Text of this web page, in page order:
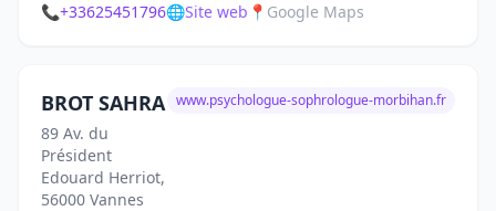
📞+33625451796🌐Site web 📍 Google Maps
BROT SAHRA
89 Av. du
Président
Edouard Herriot,
56000 Vannes
www.psychologue-sophrologue-morbihan.fr